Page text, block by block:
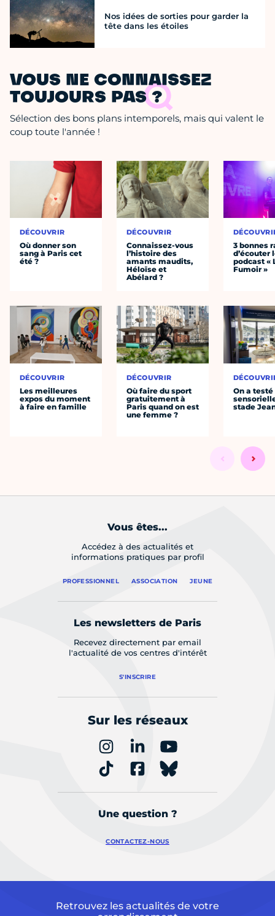
Nos idées de sorties pour garder la
tête dans les étoiles
VOUS NE CONNAISSEZ
TOUJOURS PAS ?
Sélection des bons plans intemporels, mais qui valent le
coup toute l'année !
DÉCOUVRIR
Où donner son
sang à Paris cet
été ?
DÉCOUVRIR
Les meilleures
expos du moment
à faire en famille
DÉCOUVRIR
Connaissez-vous
l’histoire des
amants maudits,
Héloïse et
Abélard ?
DÉCOUVRIR
Où faire du sport
gratuitement à
Paris quand on est
une femme ?
3 bonnes
d’écouter
podcast «
Fumoir »
On a
stade
Vous êtes...
Accédez à des actualités et
informations pratiques par profil
PROFESSIONNEL ASSOCIATION JEUNE
Les newsletters de Paris
Recevez directement par email
l'actualité de vos centres d'intérêt
S'INSCRIRE
Sur les réseaux
Une question ?
CONTACTEZ-NOUS
Retrouvez les actualités de votre